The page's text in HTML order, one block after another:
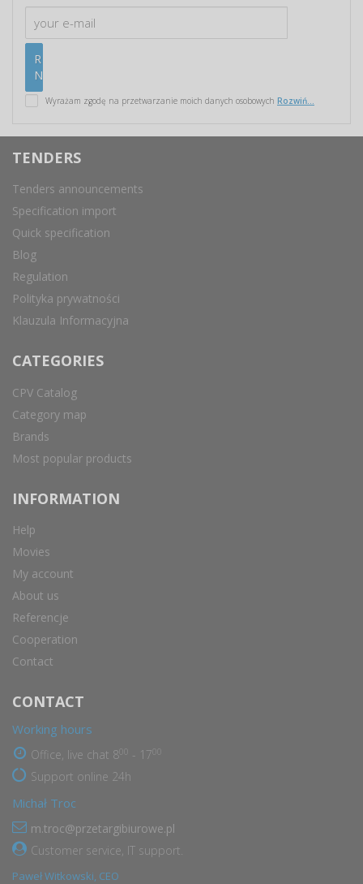
Wyrażam zgodę na przetwarzanie moich danych osobowych Rozwiń...
TENDERS
Tenders announcements
Specification import
Quick specification
Blog
Regulation
Polityka prywatności
Klauzula Informacyjna
CATEGORIES
CPV Catalog
Category map
Brands
Most popular products
INFORMATION
Help
Movies
My account
About us
Referencje
Cooperation
Contact
CONTACT
Working hours
Office, live chat 8 - 17
Support online 24h
Michał Troc
m.troc@przetargibiurowe.pl
Customer service, IT support.
Paweł Witkowski, CEO